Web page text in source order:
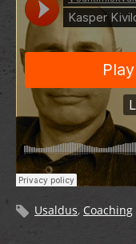
Usaldus, Coaching